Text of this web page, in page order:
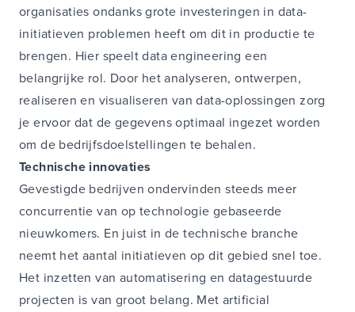
organisaties ondanks grote investeringen in data-
initiatieven problemen heeft om dit in productie te
brengen. Hier speelt data engineering een
belangrijke rol. Door het analyseren, ontwerpen,
realiseren en visualiseren van data-oplossingen zorg
je ervoor dat de gegevens optimaal ingezet worden
om de bedrijfsdoelstellingen te behalen.
Technische innovaties
Gevestigde bedrijven ondervinden steeds meer
concurrentie van op technologie gebaseerde
nieuwkomers. En juist in de technische branche
neemt het aantal initiatieven op dit gebied snel toe.
Het inzetten van automatisering en datagestuurde
projecten is van groot belang. Met artificial